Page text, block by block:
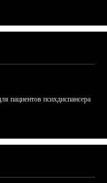
пациентов психдиспансера